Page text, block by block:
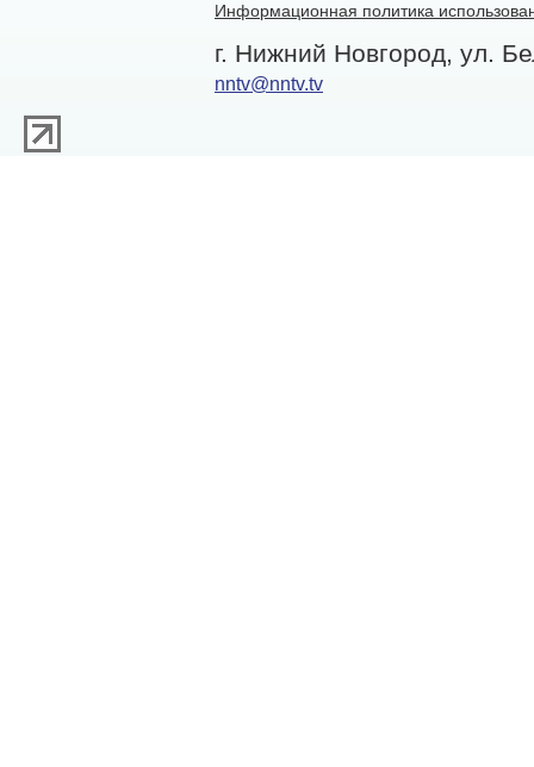
Информационная политика
г. Нижний Новгород, ул.
nntv@nntv.tv